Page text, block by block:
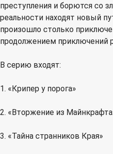
преступления и борются со
реальности находят новый
произошло столько
продолжением приключений
В серию входят:
1. «Крипер у порога»
2. «Вторжение из
3. «Тайна странников Края»